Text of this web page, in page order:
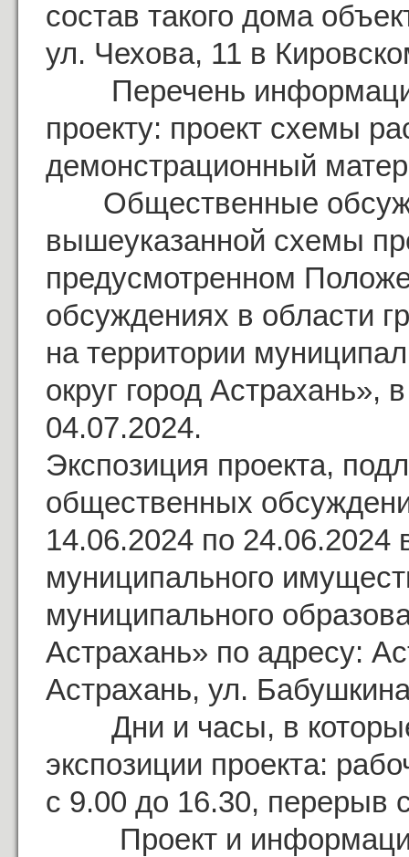
состав такого дома
ул. Чехова, 11 в
Перечень
проекту: проект схемы
демонстрационный
Общественные
вышеуказанной схемы
предусмотренном
обсуждениях в области
на территории
округ город Астрахань»,
04.07.2024.
Экспозиция проекта,
общественных
14.06.2024 по 24.06.2024
муниципального
муниципального
Астрахань» по адресу:
Астрахань, ул.
Дни и часы, в
экспозиции проекта:
с 9.00 до 16.30, перерыв
Проект и